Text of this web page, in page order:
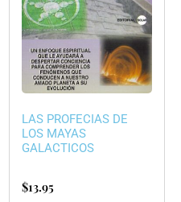
LAS PROFECIAS DE
LOS MAYAS
GALACTICOS
$13.95